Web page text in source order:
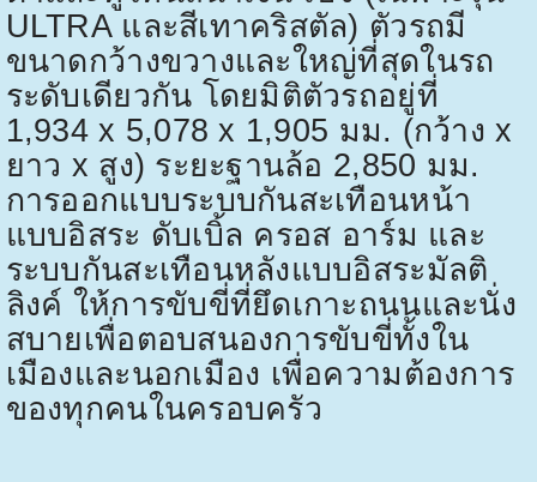
ULTRA และสีเทาคริสตัล) ตัวรถมี
ขนาดกว้างขวางและใหญ่ที่สุดในรถ
ระดับเดียวกัน โดยมิติตัวรถอยู่ที่
1,934 x 5,078 x 1,905 มม. (กว้างx
ยาว x สูง) ระยะฐานล้อ 2,850 มม.
การออกแบบระบบกันสะเทือนหน้า
แบบอิสระ ดับเบิ้ล ครอส อาร์ม และ
ระบบกันสะเทือนหลังแบบอิสระมัลติ
ลิงค์ ให้การขับขี่ที่ยึดเกาะถนนและนั่ง
สบายเพื่อตอบสนองการขับขี่ทั้งใน
เมืองและนอกเมือง เพื่อความต้องการ
ของทุกคนในครอบครัว